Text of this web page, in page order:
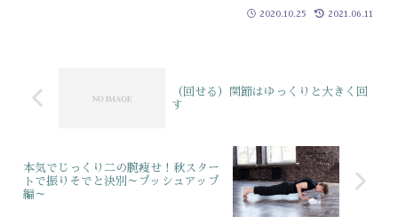
トルでOK中の液体を少なくすることで、
自分にちょうどいい重さに調整してくだ
2020.10.25 2021.06.11
（回せる）関節はゆっくりと大きく回
す
本気でじっくり二の腕痩せ！秋スター
トで振りそでと決別～プッシュアップ
編～